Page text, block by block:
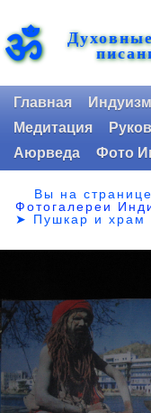
ॐ
Главная Индуизм
Медитация
Аюрведа
Фото
Вы на
Фотогалереи
➤ Пушкар и